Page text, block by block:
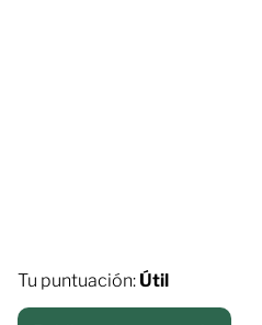
Tu puntuación: Útil